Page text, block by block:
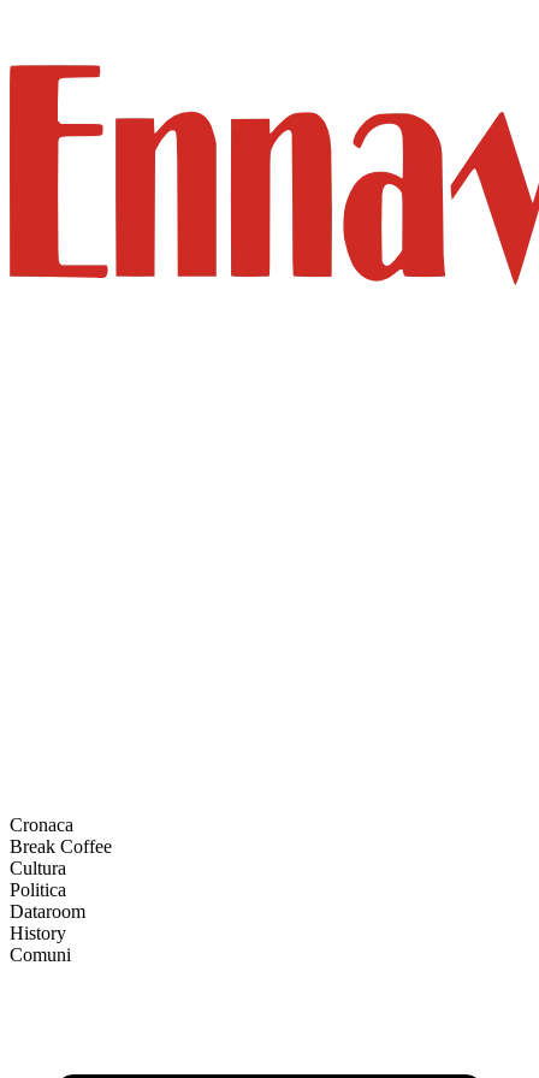
Cronaca
Break Coffee
Cultura
Politica
Dataroom
History
Comuni